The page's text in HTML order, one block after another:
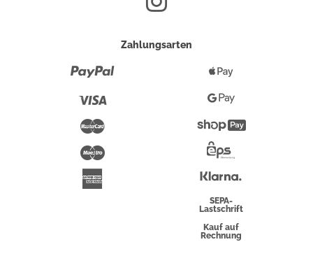
Zahlungsarten
Maestro
Pay
Google
Pay
Überweisung
SEPA-
Lastschrift
Kauf auf
Rechnung